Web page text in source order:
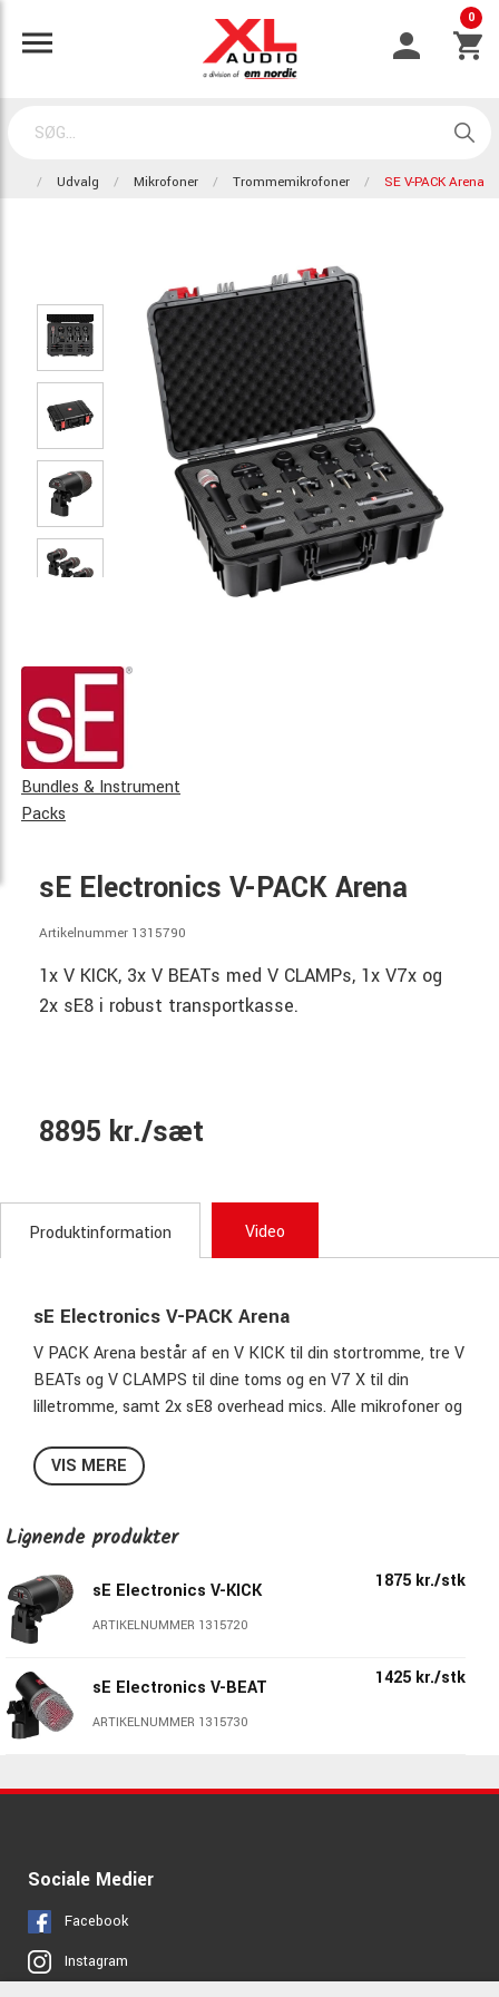
0
Udvalg Mikrofoner Trommemikrofoner SE V-PACK Arena
Bundles & Instrument
Packs
sE Electronics V-PACK Arena
Artikelnummer 1315790
1x V KICK, 3x V BEATs med V CLAMPs, 1x V7x og
2x sE8 i robust transportkasse.
8895 kr./sæt
Produktinformation Video
sE Electronics V-PACK Arena
V PACK Arena består af en V KICK til din stortromme, tre V
BEATs og V CLAMPS til dine toms og en V7 X til din
lilletromme, samt 2x sE8 overhead mics. Alle mikrofoner og
plast, med et ekstra tomt rum så der er plads til din hi-hat
mikrofon.
1x V KICK
1x V7x med mikrofonholder
2x sE8 med mikrofonholder
VIS MERE
Lignende produkter
sE Electronics V-KICK
ARTIKELNUMMER 1315720
1875 kr./stk
sE Electronics V-BEAT
ARTIKELNUMMER 1315730
1425 kr./stk
Sociale Medier
Facebook
Instagram